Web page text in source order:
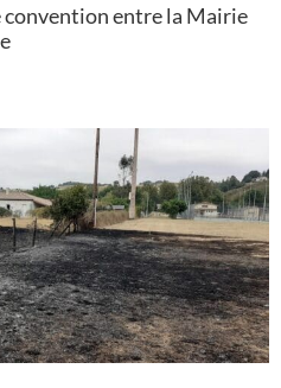
convention entre la Mairie